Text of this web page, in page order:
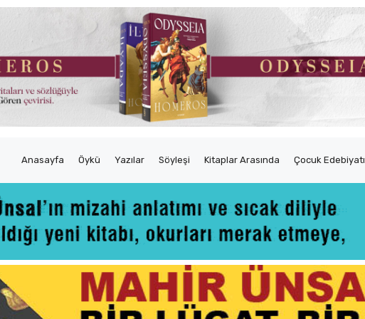
Anasayfa Öykü Yazılar Söyleşi Kitaplar Arasında Çocuk Edebiyatı